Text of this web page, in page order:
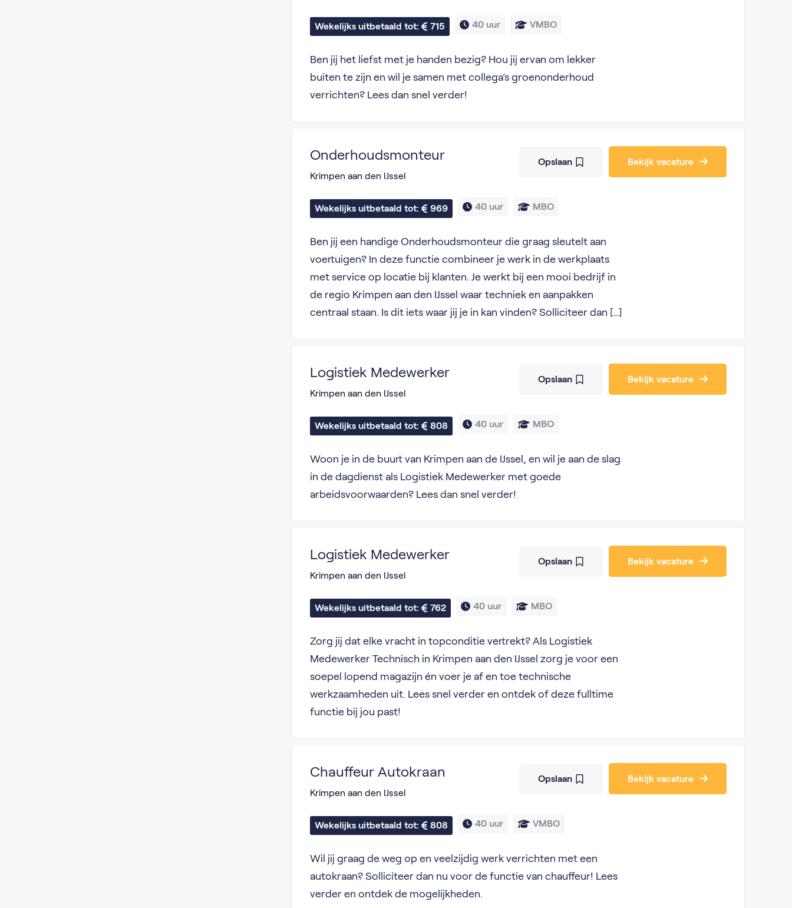
Wekelijks uitbetaald tot: 715 40 uur VMBO
Ben jij het liefst met je handen bezig? Hou jij ervan om lekker
buiten te zijn en wil je samen met collega’s groenonderhoud
verrichten? Lees dan snel verder!
Onderhoudsmonteur
Krimpen aan den IJssel
Wekelijks uitbetaald tot: 969 40 uur MBO
Ben jij een handige Onderhoudsmonteur die graag sleutelt aan
voertuigen? In deze functie combineer je werk in de werkplaats
met service op locatie bij klanten. Je werkt bij een mooi bedrijf in
de regio Krimpen aan den IJssel waar techniek en aanpakken
centraal staan. Is dit iets waar jij je in kan vinden? Solliciteer dan […]
Opslaan Bekijk vacature
Logistiek Medewerker
Krimpen aan den IJssel
Wekelijks uitbetaald tot: 808 40 uur MBO
Woon je in de buurt van Krimpen aan de IJssel, en wil je aan de slag
in de dagdienst als Logistiek Medewerker met goede
arbeidsvoorwaarden? Lees dan snel verder!
Opslaan Bekijk vacature
Logistiek Medewerker
Krimpen aan den IJssel
Wekelijks uitbetaald tot: 762 40 uur MBO
Zorg jij dat elke vracht in topconditie vertrekt? Als Logistiek
Medewerker Technisch in Krimpen aan den IJssel zorg je voor een
soepel lopend magazijn én voer je af en toe technische
werkzaamheden uit. Lees snel verder en ontdek of deze fulltime
functie bij jou past!
Opslaan Bekijk vacature
Chauffeur Autokraan
Krimpen aan den IJssel
Wekelijks uitbetaald tot: 808 40 uur VMBO
Wil jij graag de weg op en veelzijdig werk verrichten met een
autokraan? Solliciteer dan nu voor de functie van chauffeur! Lees
verder en ontdek de mogelijkheden.
Opslaan Bekijk vacature